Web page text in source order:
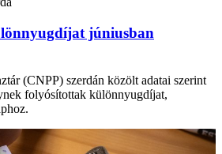
júniusban
(CNPP) szerdán közölt adatai szerint
folyósítottak különnyugdíjat,